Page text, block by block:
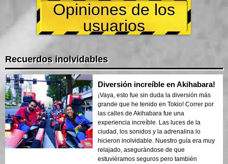
Opiniones de los
usuarios
Recuerdos inolvidables
Diversión increíble en Akihabara!
¡Vaya, esto fue sin duda la diversión más
grande que he tenido en Tokio! Correr por
las calles de Akihabara fue una
experiencia increíble. Las luces de la
ciudad, los sonidos y la adrenalina lo
hicieron inolvidable. Nuestro guía era muy
relajado, asegurándose de que
estuviéramos seguros pero también